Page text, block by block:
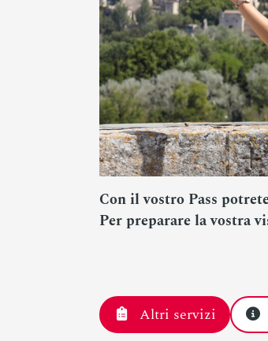
Con il vostro Pass
Per preparare la vostra
Altri servizi